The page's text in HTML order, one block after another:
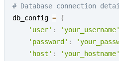
# Database connection
db_config = {
'user' : 'your_username'
'password' :
'host' : 'your_hostname'